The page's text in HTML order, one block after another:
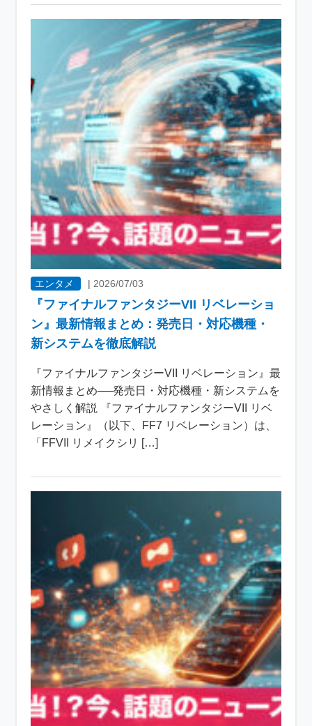
エンタメ |2026/07/03
『ファイナルファンタジーVII リベレーショ
ン』最新情報まとめ：発売日・対応機種・
新システムを徹底解説
『ファイナルファンタジーVII リベレーション』最
新情報まとめ──発売日・対応機種・新システムを
やさしく解説 『ファイナルファンタジーVII リベ
レーション』（以下、FF7 リベレーション）は、
「FFVII リメイクシリ […]